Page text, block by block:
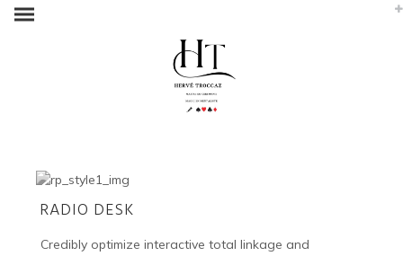
RADIO DESK
Credibly optimize interactive total linkage and